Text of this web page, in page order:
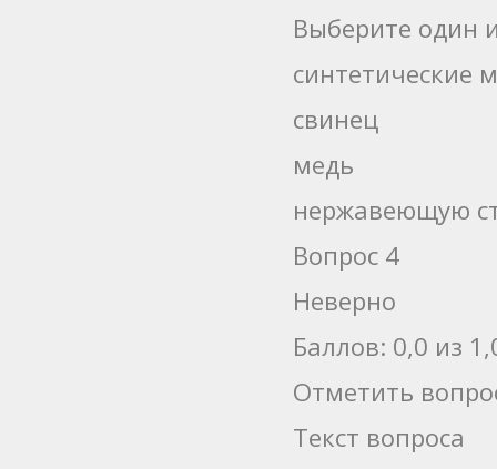
Выберите один
синтетические
свинец
медь
нержавеющую
Вопрос 4
Неверно
Баллов: 0,0 из
Отметить
Текст вопроса